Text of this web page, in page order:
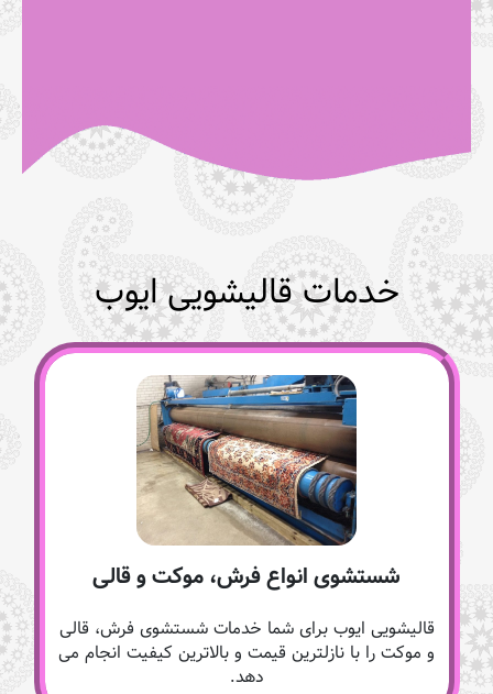
خدمات قالیشویی ایوب
شستشوی انواع فرش، موکت و قالی
قالیشویی ایوب برای شما خدمات شستشوی فرش، قالی
و موکت را با نازلترین قیمت و بالاترین کیفیت انجام می
دهد.